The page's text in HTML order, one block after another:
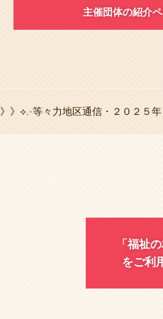
主催団体の紹介
》》⟡.·等々力地区通信・２０２５
「福祉
をご利